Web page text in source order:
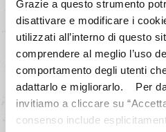
Grazie a questo strumento
disattivare e modificare i
utilizzati all’interno di questo
comprendere al meglio l’uso
comportamento degli utenti
adattarlo e migliorarlo. Per
invitiamo a cliccare su
consenso include
ad
Risultato garantito